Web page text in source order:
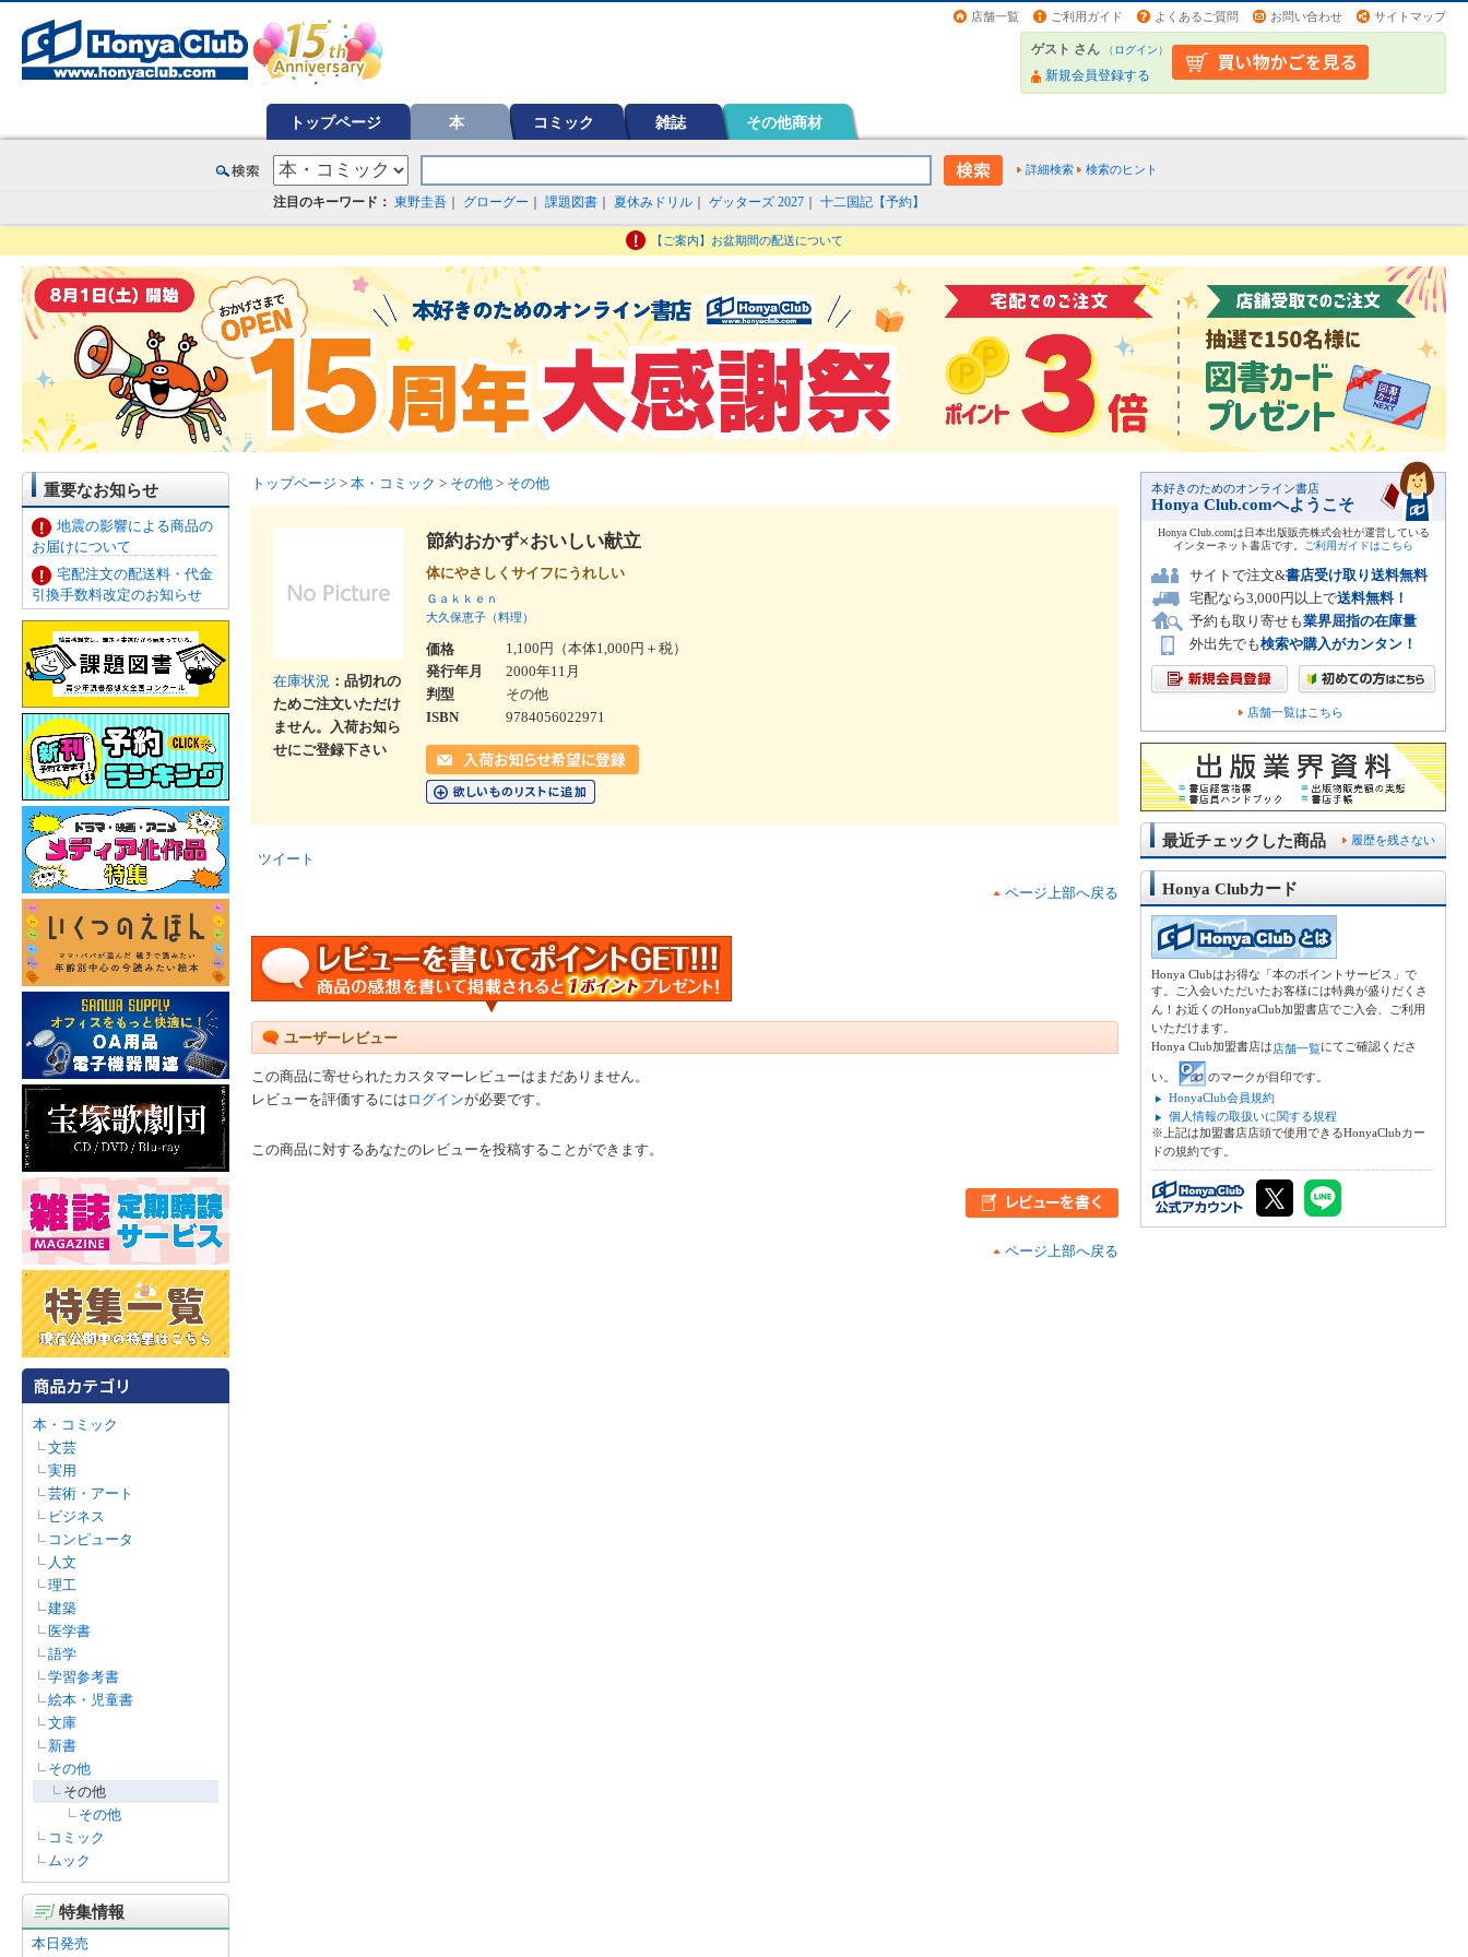
店舗一覧 ご利用ガイド よくあるご質問 お問い合わせ サイトマップ
ゲスト さん （ログイン）
新規会員登録する
トップページ 本 コミック 雑誌 その他商材
詳細検索 検索のヒント
注目のキーワード： 東野圭吾 グローグー 課題図書 夏休みドリル ゲッターズ 2027 十二国記【予約】
【ご案内】お盆期間の配送について
重要なお知らせ
地震の影響による商品の
お届けについて
宅配注文の配送料・代金
引換手数料改定のお知らせ
本・コミック
文芸
実用
芸術・アート
ビジネス
コンピュータ
人文
理工
建築
医学書
語学
学習参考書
絵本・児童書
文庫
新書
その他
その他
その他
コミック
ムック
特集情報
本日発売
トップページ > 本・コミック > その他 > その他
在庫状況 ：品切れの
ためご注文いただけ
ません。入荷お知ら
せにご登録下さい
節約おかず×おいしい献立
体にやさしくサイフにうれしい
Ｇａｋｋｅｎ
大久保恵子（料理）
価格
1,100円（本体1,000円＋税）
発行年月
2000年11月
判型
その他
ISBN
9784056022971
ツイート
ページ上部へ戻る
ユーザーレビュー
この商品に寄せられたカスタマーレビューはまだありません。
レビューを評価するには ログインが必要です。
この商品に対するあなたのレビューを投稿することができます。
ページ上部へ戻る
本好きのためのオンライン書店
Honya Club.comへようこそ
Honya Club.comは日本出版販売株式会社が運営している
インターネット書店です。
ご利用ガイドはこちら
サイトで注文&書店受け取り送料無料
宅配なら3,000円以上で送料無料！
予約も取り寄せも業界屈指の在庫量
外出先でも検索や購入がカンタン！
店舗一覧はこちら
履歴を残さない
最近チェックした商品
Honya Clubカード
Honya Clubはお得な「本のポイントサービス」で
す。ご入会いただいたお客様には特典が盛りだくさ
ん！お近くのHonyaClub加盟書店でご入会、ご利用
いただけます。
Honya Club加盟書店は店舗一覧にてご確認くださ
い。
のマークが目印です。
HonyaClub会員規約
個人情報の取扱いに関する規程
※上記は加盟書店店頭で使用できるHonyaClubカー
ドの規約です。